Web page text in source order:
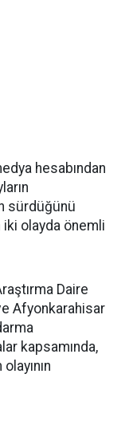
hesabından
sürdüğünü
iki olayda önemli
Daire
Afyonkarahisar
kapsamında,